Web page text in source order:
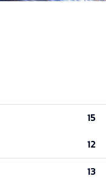
15
12
13